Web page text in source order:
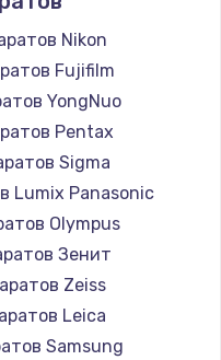
чистка
Nikon
Fujifilm
YongNuo
Pentax
Sigma
Lumix Panasonic
Olympus
Зенит
Zeiss
Leica
Samsung